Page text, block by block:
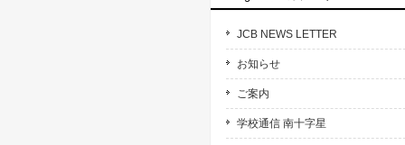
JCB NEWS LETTER
お知らせ
ご案内
学校通信 南十字星